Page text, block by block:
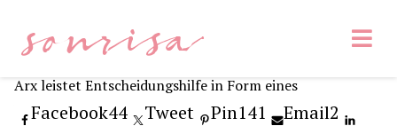
sonrisa
Facebook44 Tweet Pin141 Email2